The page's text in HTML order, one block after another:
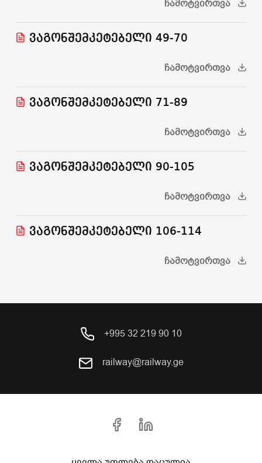
ᲩᲐᲛᲝᲢᲕᲘᲠᲗᲕᲐ
ვაგონშემკეტებელი 49-70
ᲩᲐᲛᲝᲢᲕᲘᲠᲗᲕᲐ
ვაგონშემკეტებელი 71-89
ᲩᲐᲛᲝᲢᲕᲘᲠᲗᲕᲐ
ვაგონშემკეტებელი 90-105
ᲩᲐᲛᲝᲢᲕᲘᲠᲗᲕᲐ
ვაგონშემკეტებელი 106-114
ᲩᲐᲛᲝᲢᲕᲘᲠᲗᲕᲐ
+995 32 219 90 10
railway@railway.ge